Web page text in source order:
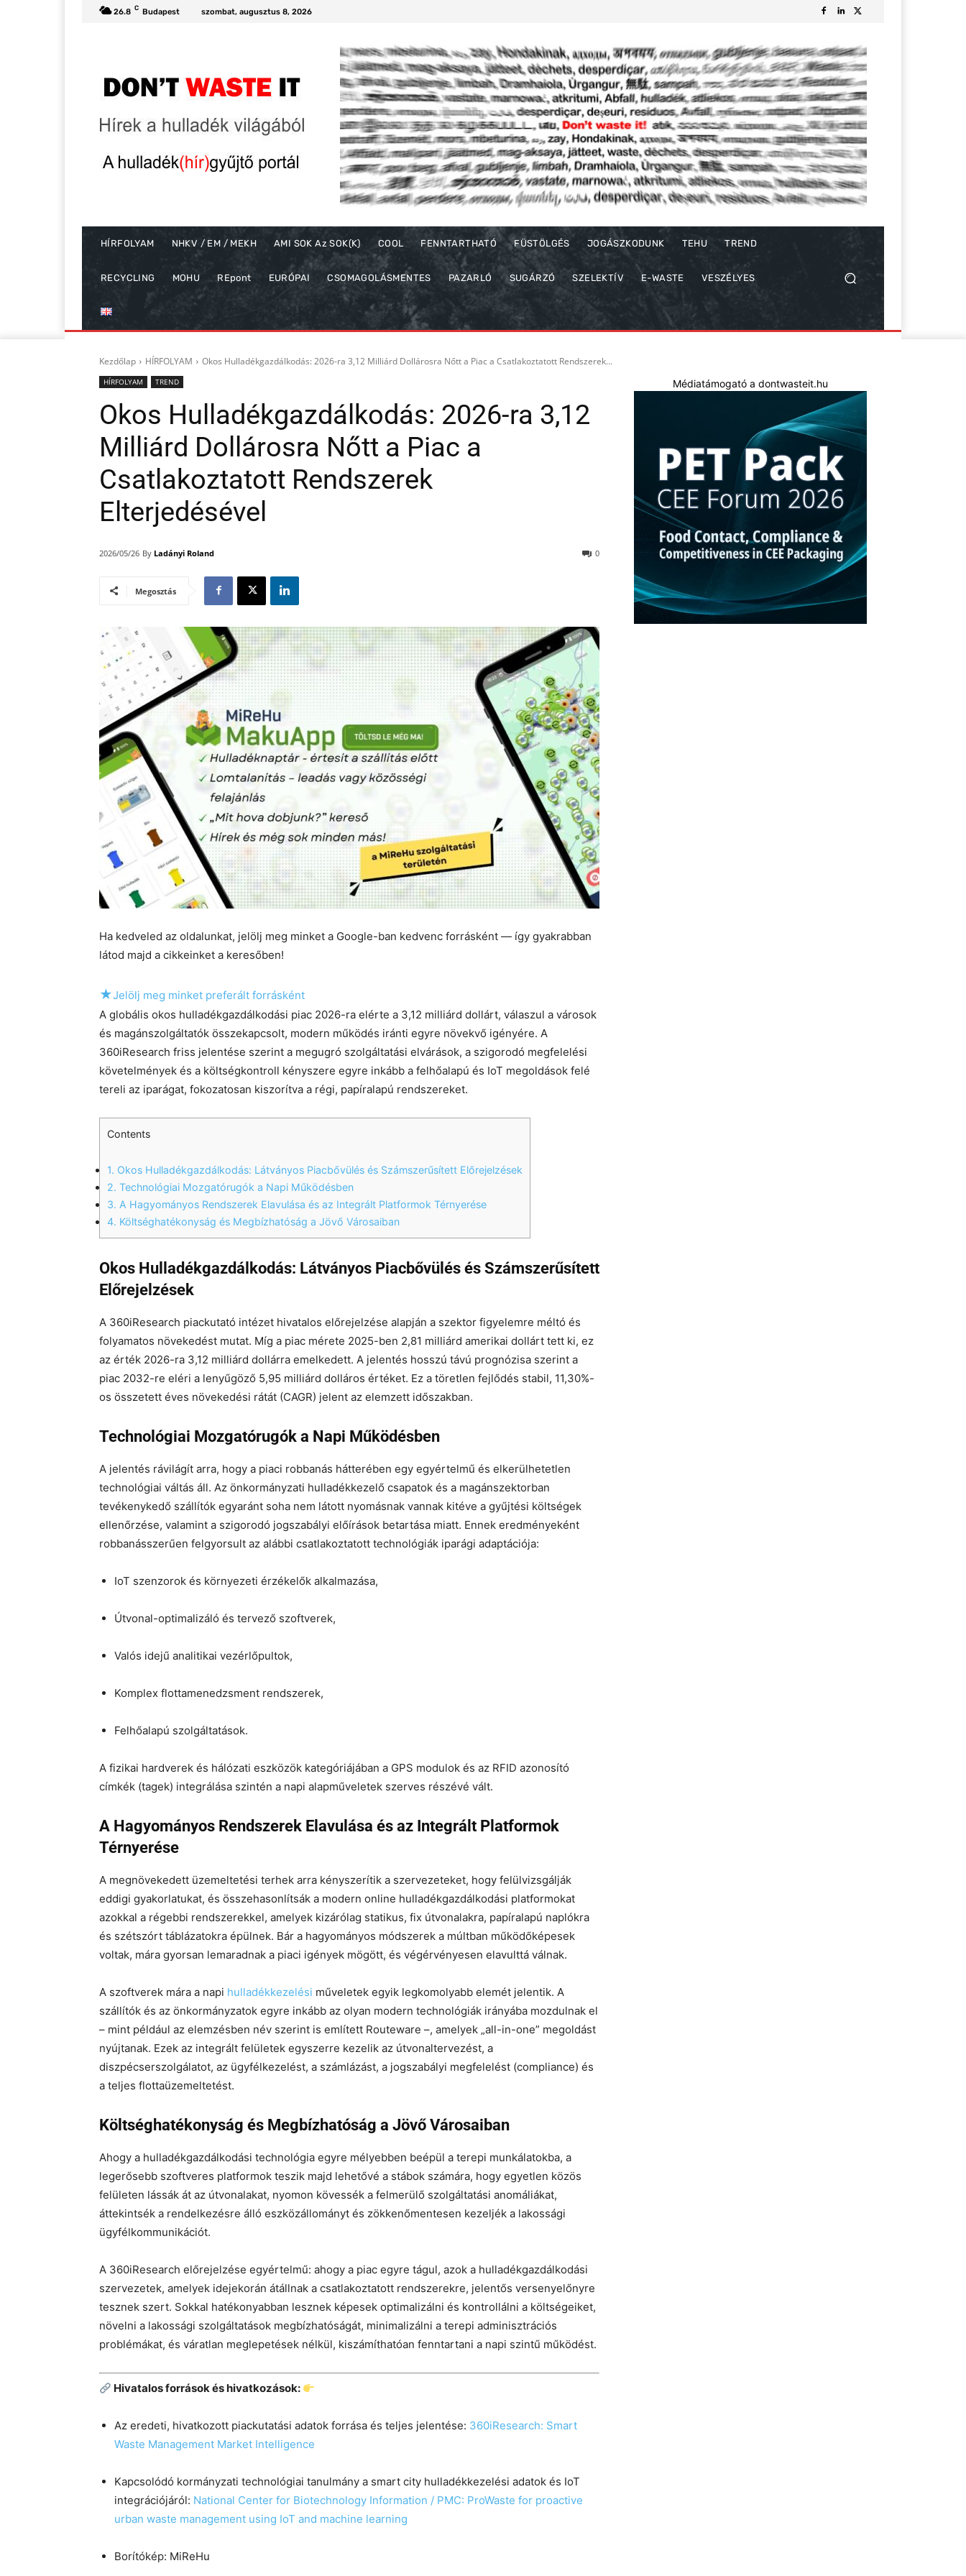
26.8 C Budapest szombat, augusztus 8, 2026
HÍRFOLYAM NHKV / EM / MEKH AMI SOK Az SOK(K) COOL FENNTARTHATÓ FÜSTÖLGÉS JOGÁSZKODUNK TEHU TREND
RECYCLING MOHU REpont EURÓPAI CSOMAGOLÁSMENTES PAZARLÓ SUGÁRZÓ SZELEKTÍV E-WASTE VESZÉLYES
Kezdőlap HÍRFOLYAM Okos Hulladékgazdálkodás: 2026-ra 3,12 Milliárd Dollárosra Nőtt a Piac a Csatlakoztatott Rendszerek...
HÍRFOLYAM TREND
Okos Hulladékgazdálkodás: 2026-ra 3,12
Milliárd Dollárosra Nőtt a Piac a
Csatlakoztatott Rendszerek
Elterjedésével
2026/05/26 By Ladányi Roland 0
Megosztás
Ha kedveled az oldalunkat, jelölj meg minket a Google-ban kedvenc forrásként — így gyakrabban
látod majd a cikkeinket a keresőben!
★Jelölj meg minket preferált forrásként
A globális okos hulladékgazdálkodási piac 2026-ra elérte a 3,12 milliárd dollárt, válaszul a városok
és magánszolgáltatók összekapcsolt, modern működés iránti egyre növekvő igényére. A
360iResearch friss jelentése szerint a megugró szolgáltatási elvárások, a szigorodó megfelelési
követelmények és a költségkontroll kényszere egyre inkább a felhőalapú és IoT megoldások felé
tereli az iparágat, fokozatosan kiszorítva a régi, papíralapú rendszereket.
Contents
1. Okos Hulladékgazdálkodás: Látványos Piacbővülés és Számszerűsített Előrejelzések
2. Technológiai Mozgatórugók a Napi Működésben
3. A Hagyományos Rendszerek Elavulása és az Integrált Platformok Térnyerése
4. Költséghatékonyság és Megbízhatóság a Jövő Városaiban
Okos Hulladékgazdálkodás: Látványos Piacbővülés és Számszerűsített
Előrejelzések
A 360iResearch piackutató intézet hivatalos előrejelzése alapján a szektor figyelemre méltó és
folyamatos növekedést mutat. Míg a piac mérete 2025-ben 2,81 milliárd amerikai dollárt tett ki, ez
az érték 2026-ra 3,12 milliárd dollárra emelkedett. A jelentés hosszú távú prognózisa szerint a
piac 2032-re eléri a lenyűgöző 5,95 milliárd dolláros értéket. Ez a töretlen fejlődés stabil, 11,30%-
os összetett éves növekedési rátát (CAGR) jelent az elemzett időszakban.
Technológiai Mozgatórugók a Napi Működésben
A jelentés rávilágít arra, hogy a piaci robbanás hátterében egy egyértelmű és elkerülhetetlen
technológiai váltás áll. Az önkormányzati hulladékkezelő csapatok és a magánszektorban
tevékenykedő szállítók egyaránt soha nem látott nyomásnak vannak kitéve a gyűjtési költségek
ellenőrzése, valamint a szigorodó jogszabályi előírások betartása miatt. Ennek eredményeként
robbanásszerűen felgyorsult az alábbi csatlakoztatott technológiák iparági adaptációja:
IoT szenzorok és környezeti érzékelők alkalmazása,
Útvonal-optimalizáló és tervező szoftverek,
Valós idejű analitikai vezérlőpultok,
Komplex flottamenedzsment rendszerek,
Felhőalapú szolgáltatások.
A fizikai hardverek és hálózati eszközök kategóriájában a GPS modulok és az RFID azonosító
címkék (tagek) integrálása szintén a napi alapműveletek szerves részévé vált.
A Hagyományos Rendszerek Elavulása és az Integrált Platformok
Térnyerése
A megnövekedett üzemeltetési terhek arra kényszerítik a szervezeteket, hogy felülvizsgálják
eddigi gyakorlatukat, és összehasonlítsák a modern online hulladékgazdálkodási platformokat
azokkal a régebbi rendszerekkel, amelyek kizárólag statikus, fix útvonalakra, papíralapú naplókra
és szétszórt táblázatokra épülnek. Bár a hagyományos módszerek a múltban működőképesek
voltak, mára gyorsan lemaradnak a piaci igények mögött, és végérvényesen elavulttá válnak.
A szoftverek mára a napi hulladékkezelési műveletek egyik legkomolyabb elemét jelentik. A
szállítók és az önkormányzatok egyre inkább az olyan modern technológiák irányába mozdulnak el
– mint például az elemzésben név szerint is említett Routeware –, amelyek „all-in-one” megoldást
nyújtanak. Ezek az integrált felületek egyszerre kezelik az útvonaltervezést, a
diszpécserszolgálatot, az ügyfélkezelést, a számlázást, a jogszabályi megfelelést (compliance) és
a teljes flottaüzemeltetést.
Költséghatékonyság és Megbízhatóság a Jövő Városaiban
Ahogy a hulladékgazdálkodási technológia egyre mélyebben beépül a terepi munkálatokba, a
legerősebb szoftveres platformok teszik majd lehetővé a stábok számára, hogy egyetlen közös
felületen lássák át az útvonalakat, nyomon kövessék a felmerülő szolgáltatási anomáliákat,
áttekintsék a rendelkezésre álló eszközállományt és zökkenőmentesen kezeljék a lakossági
ügyfélkommunikációt.
A 360iResearch előrejelzése egyértelmű: ahogy a piac egyre tágul, azok a hulladékgazdálkodási
szervezetek, amelyek idejekorán átállnak a csatlakoztatott rendszerekre, jelentős versenyelőnyre
tesznek szert. Sokkal hatékonyabban lesznek képesek optimalizálni és kontrollálni a költségeiket,
növelni a lakossági szolgáltatások megbízhatóságát, minimalizálni a terepi adminisztrációs
problémákat, és váratlan meglepetések nélkül, kiszámíthatóan fenntartani a napi szintű működést.
Hivatalos források és hivatkozások:
Az eredeti, hivatkozott piackutatási adatok forrása és teljes jelentése: 360iResearch: Smart
Waste Management Market Intelligence
Kapcsolódó kormányzati technológiai tanulmány a smart city hulladékkezelési adatok és IoT
integrációjáról: National Center for Biotechnology Information / PMC: ProWaste for proactive
urban waste management using IoT and machine learning
Borítókép: MiReHu
Médiatámogató a dontwasteit.hu